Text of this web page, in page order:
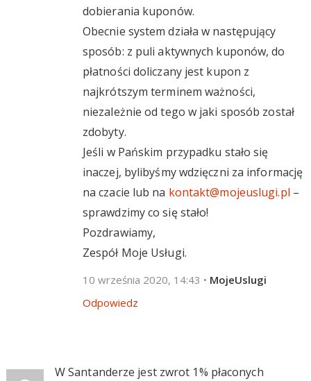
dobierania kuponów.
Obecnie system działa w następujący
sposób: z puli aktywnych kuponów, do
płatności doliczany jest kupon z
najkrótszym terminem ważności,
niezależnie od tego w jaki sposób został
zdobyty.
Jeśli w Pańskim przypadku stało się
inaczej, bylibyśmy wdzięczni za informację
na czacie lub na kontakt@mojeuslugi.pl –
sprawdzimy co się stało!
Pozdrawiamy,
Zespół Moje Usługi.
10 września 2020, 14:43 • MojeUslugi
Odpowiedz
W Santanderze jest zwrot 1% płaconych